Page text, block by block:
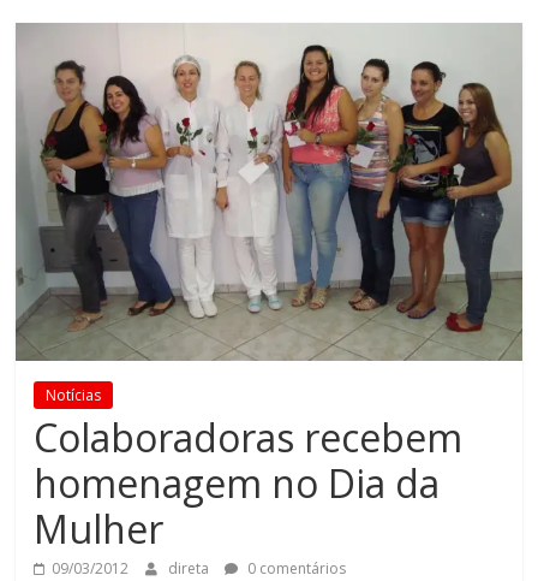
Notícias
Colaboradoras recebem
homenagem no Dia da
Mulher
09/03/2012 direta 0 comentários